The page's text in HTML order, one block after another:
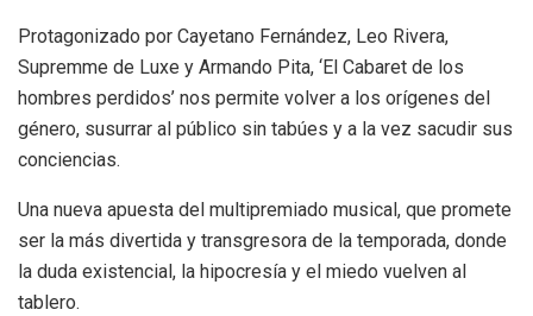
Protagonizado por Cayetano Fernández, Leo Rivera,
Supremme de Luxe y Armando Pita, ‘El Cabaret de los
hombres perdidos’ nos permite volver a los orígenes del
género, susurrar al público sin tabúes y a la vez sacudir sus
conciencias.
Una nueva apuesta del multipremiado musical, que promete
ser la más divertida y transgresora de la temporada, donde
la duda existencial, la hipocresía y el miedo vuelven al
tablero.